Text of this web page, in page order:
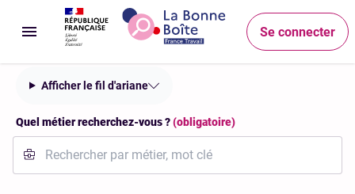
Accéder au menu
Accéder au contenu principal
Accéder au pied de page
Ouvrir le menu Se connecter
Afficher le fil d'ariane
Quel métier recherchez-vous ?(obligatoire)